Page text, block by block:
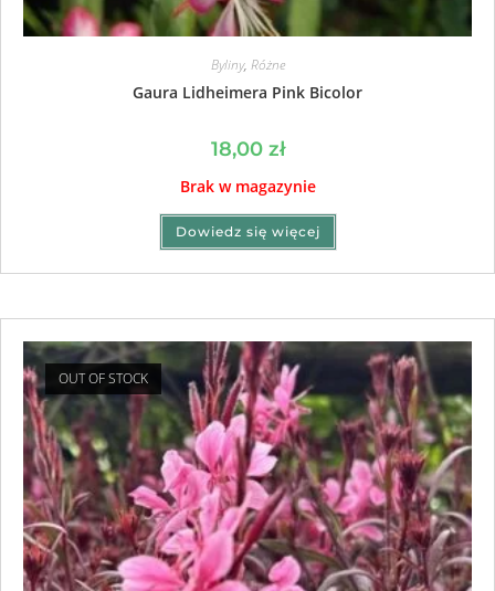
Byliny, Różne
Gaura Lidheimera Pink Bicolor
18,00 zł
Brak w magazynie
Dowiedz się więcej
OUT OF STOCK